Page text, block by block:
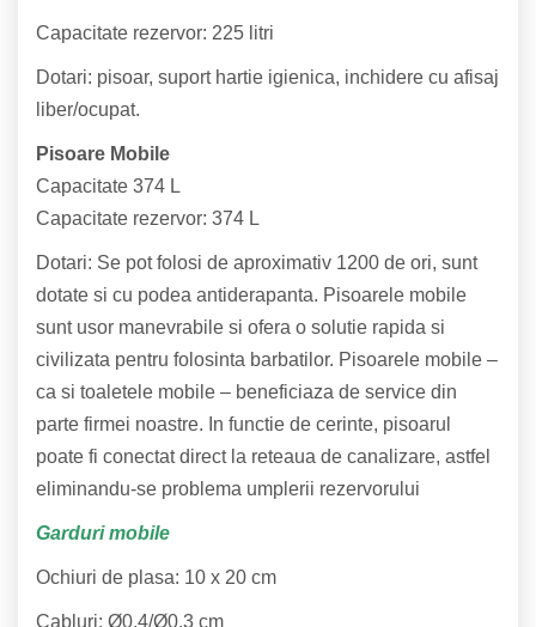
Capacitate rezervor: 225 litri
Dotari: pisoar, suport hartie igienica, inchidere cu afisaj
liber/ocupat.
Pisoare Mobile
Capacitate 374 L
Capacitate rezervor: 374 L
Dotari: Se pot folosi de aproximativ 1200 de ori, sunt
dotate si cu podea antiderapanta. Pisoarele mobile
sunt usor manevrabile si ofera o solutie rapida si
civilizata pentru folosinta barbatilor. Pisoarele mobile –
ca si toaletele mobile – beneficiaza de service din
parte firmei noastre. In functie de cerinte, pisoarul
poate fi conectat direct la reteaua de canalizare, astfel
eliminandu-se problema umplerii rezervorului
Garduri mobile
Ochiuri de plasa: 10 x 20 cm
Cabluri: Ø0,4/Ø0,3 cm